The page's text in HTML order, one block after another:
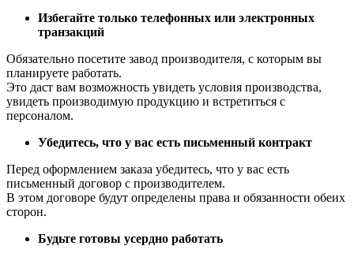
Избегайте только телефонных или электронных
транзакций
Обязательно посетите завод производителя, с которым вы
планируете работать.
Это даст вам возможность увидеть условия производства,
увидеть производимую продукцию и встретиться с
персоналом.
Убедитесь, что у вас есть письменный контракт
Перед оформлением заказа убедитесь, что у вас есть
письменный договор с производителем.
В этом договоре будут определены права и обязанности обеих
сторон.
Будьте готовы усердно работать